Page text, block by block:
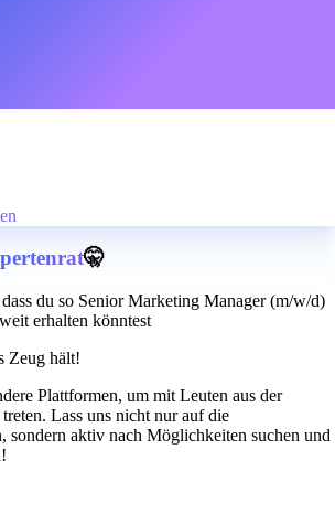
🤫
du so Senior Marketing Manager (m/w/d)
erhalten könntest
Zeug hält!
Plattformen, um mit Leuten aus der
Lass uns nicht nur auf die
sondern aktiv nach Möglichkeiten suchen und